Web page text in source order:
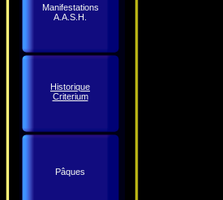
Manifestations
A.A.S.H.
Historique
Criterium
Pâques